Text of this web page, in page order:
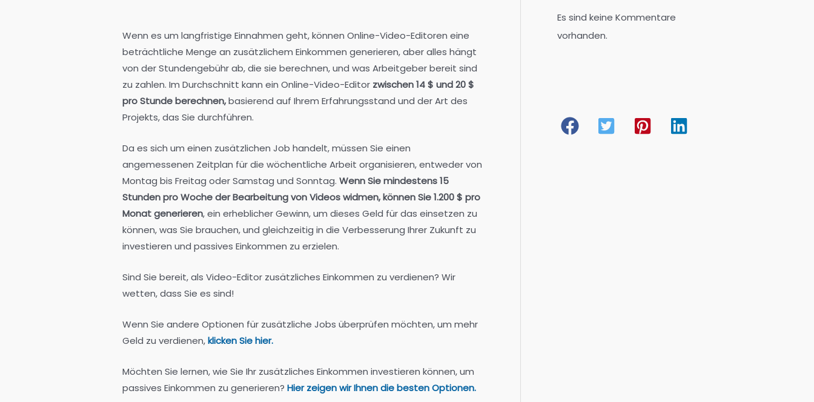
Wenn es um langfristige Einnahmen geht, können Online-Video-Editoren eine
beträchtliche Menge an zusätzlichem Einkommen generieren, aber alles hängt
von der Stundengebühr ab, die sie berechnen, und was Arbeitgeber bereit sind
zu zahlen. Im Durchschnitt kann ein Online-Video-Editor zwischen 14 $ und 20 $
pro Stunde berechnen,basierend auf Ihrem Erfahrungsstand und der Art des
Projekts, das Sie durchführen.
Da es sich um einen zusätzlichen Job handelt, müssen Sie einen
angemessenen Zeitplan für die wöchentliche Arbeit organisieren, entweder von
Montag bis Freitag oder Samstag und Sonntag. Wenn Sie mindestens 15
Stunden pro Woche der Bearbeitung von Videos widmen, können Sie 1.200 $ pro
Monat generieren, ein erheblicher Gewinn, um dieses Geld für das einsetzen zu
können, was Sie brauchen, und gleichzeitig in die Verbesserung Ihrer Zukunft zu
investieren und passives Einkommen zu erzielen.
Sind Sie bereit, als Video-Editor zusätzliches Einkommen zu verdienen? Wir
wetten, dass Sie es sind!
Wenn Sie andere Optionen für zusätzliche Jobs überprüfen möchten, um mehr
Geld zu verdienen,klicken Sie hier.
Möchten Sie lernen, wie Sie Ihr zusätzliches Einkommen investieren können, um
passives Einkommen zu generieren? Hier zeigen wir Ihnen die besten Optionen.
Es sind keine Kommentare
vorhanden.